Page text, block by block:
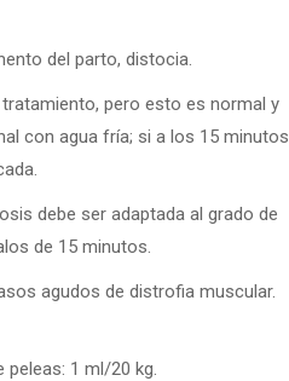
del parto, distocia.
pero esto es normal y
con agua fría; si a los 15 minutos
debe ser adaptada al grado de
de 15 minutos.
agudos de distrofia muscular.
peleas: 1 ml/20 kg.